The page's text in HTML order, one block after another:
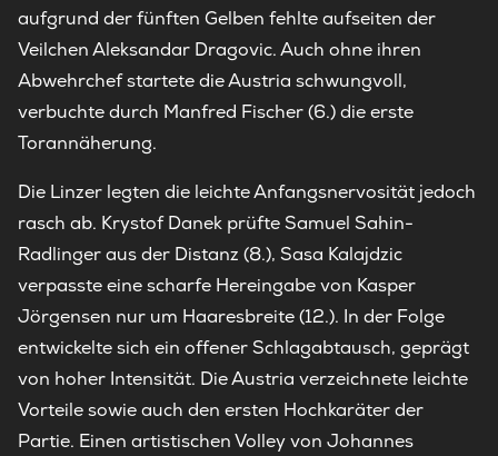
aufgrund der fünften Gelben fehlte aufseiten der
Veilchen Aleksandar Dragovic. Auch ohne ihren
Abwehrchef startete die Austria schwungvoll,
verbuchte durch Manfred Fischer (6.) die erste
Torannäherung.
Die Linzer legten die leichte Anfangsnervosität jedoch
rasch ab. Krystof Danek prüfte Samuel Sahin-
Radlinger aus der Distanz (8.), Sasa Kalajdzic
verpasste eine scharfe Hereingabe von Kasper
Jörgensen nur um Haaresbreite (12.). In der Folge
entwickelte sich ein offener Schlagabtausch, geprägt
von hoher Intensität. Die Austria verzeichnete leichte
Vorteile sowie auch den ersten Hochkaräter der
Partie. Einen artistischen Volley von Johannes